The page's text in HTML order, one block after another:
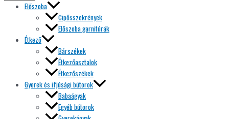
Előszoba
Cipősszekrények
Előszoba garnitúrák
Étkező
Bárszékek
Étkezőasztalok
Étkezőszékek
Gyerek és ifjúsági bútorok
Babaágyak
Egyéb bútorok